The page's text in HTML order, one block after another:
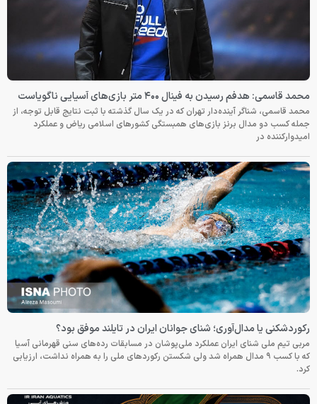
محمد قاسمی: هدفم رسیدن به فینال ۴۰۰ متر بازی‌های آسیایی ناگویاست
محمد قاسمی، شناگر آینده‌دار تهران که در یک سال گذشته با ثبت نتایج قابل توجه، از
جمله کسب دو مدال برنز بازی‌های همبستگی کشورهای اسلامی ریاض و عملکرد
امیدوارکننده در
رکوردشکنی یا مدال‌آوری؛ شنای جوانان ایران در تایلند موفق بود؟
مربی تیم ملی شنای ایران عملکرد ملی‌پوشان در مسابقات رده‌های سنی قهرمانی آسیا
که با کسب ۹ مدال همراه شد ولی شکستن رکوردهای ملی را به همراه نداشت، ارزیابی
کرد.